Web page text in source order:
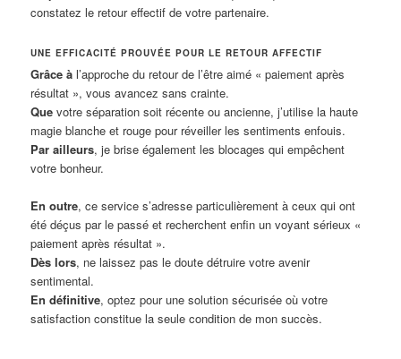
constatez le retour effectif de votre partenaire.
UNE EFFICACITÉ PROUVÉE POUR LE RETOUR AFFECTIF
Grâce à l’approche du retour de l’être aimé « paiement après
résultat », vous avancez sans crainte.
Que votre séparation soit récente ou ancienne, j’utilise la haute
magie blanche et rouge pour réveiller les sentiments enfouis.
Par ailleurs, je brise également les blocages qui empêchent
votre bonheur.
En outre, ce service s’adresse particulièrement à ceux qui ont
été déçus par le passé et recherchent enfin un voyant sérieux «
paiement après résultat ».
Dès lors, ne laissez pas le doute détruire votre avenir
sentimental.
En définitive, optez pour une solution sécurisée où votre
satisfaction constitue la seule condition de mon succès.